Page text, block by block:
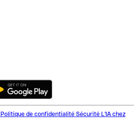
Politique de confidentialité Sécurité L'IA chez